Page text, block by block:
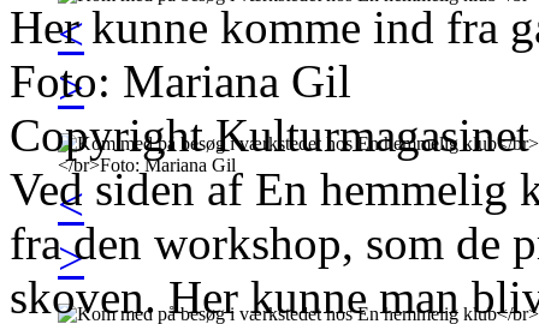
<
>
<
>
Her kunne komme ind fra
Foto: Mariana Gil
Copyright
Ved siden af En hemmelig
fra den workshop, som de
skoven. Her kunne man